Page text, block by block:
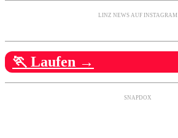
LINZ NEWS AUF INSTAGRAM
🏃 Laufen →
SNAPDOX